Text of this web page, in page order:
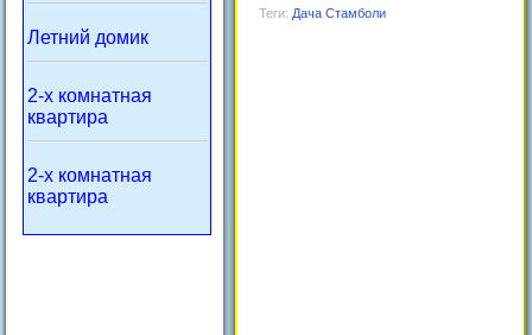
Летний домик
2-х комнатная
квартира
2-х комнатная
квартира
Теги: Дача Стамболи